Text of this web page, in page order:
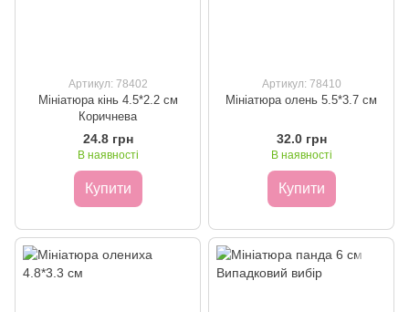
Артикул: 78402
Мініатюра кінь 4.5*2.2 см
Коричнева
24.8 грн
В наявності
Купити
Артикул: 78410
Мініатюра олень 5.5*3.7 см
32.0 грн
В наявності
Купити